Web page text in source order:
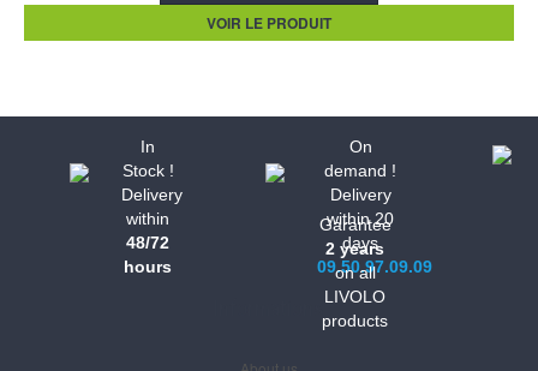
VOIR LE PRODUIT
In
Stock !
Delivery
within
48/72
hours
On
demand !
Delivery
within 20
days
09.50.97.09.09
Garantee
2 years
on all
LIVOLO
products